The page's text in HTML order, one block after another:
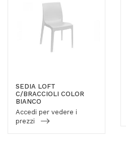
SEDIA LOFT
C/BRACCIOLI COLOR
BIANCO
Accedi per vedere i
prezzi